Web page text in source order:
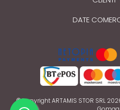
DATE
©Copyright ARTAMIS STOR SRL